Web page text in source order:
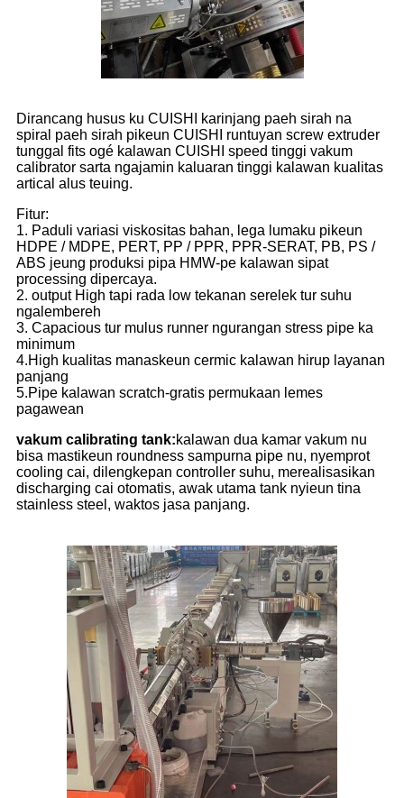
Dirancang husus ku CUISHI karinjang paeh sirah na
spiral paeh sirah pikeun CUISHI runtuyan screw extruder
tunggal fits ogé kalawan CUISHI speed tinggi vakum
calibrator sarta ngajamin kaluaran tinggi kalawan kualitas
artical alus teuing.
Fitur:
1. Paduli variasi viskositas bahan, lega lumaku pikeun
HDPE / MDPE, PERT, PP / PPR, PPR-SERAT, PB, PS /
ABS jeung produksi pipa HMW-pe kalawan sipat
processing dipercaya.
2. output High tapi rada low tekanan serelek tur suhu
ngalembereh
3. Capacious tur mulus runner ngurangan stress pipe ka
minimum
4.High kualitas manaskeun cermic kalawan hirup layanan
panjang
5.Pipe kalawan scratch-gratis permukaan lemes
pagawean
vakum calibrating tank:kalawan dua kamar vakum nu
bisa mastikeun roundness sampurna pipe nu, nyemprot
cooling cai, dilengkepan controller suhu, merealisasikan
discharging cai otomatis, awak utama tank nyieun tina
stainless steel, waktos jasa panjang.